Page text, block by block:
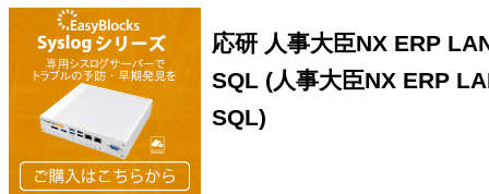
応研 人事大臣NX ERP
SQL (人事大臣NX ERP
SQL)